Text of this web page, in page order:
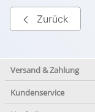
Zurück
Versand & Zahlung
Kundenservice